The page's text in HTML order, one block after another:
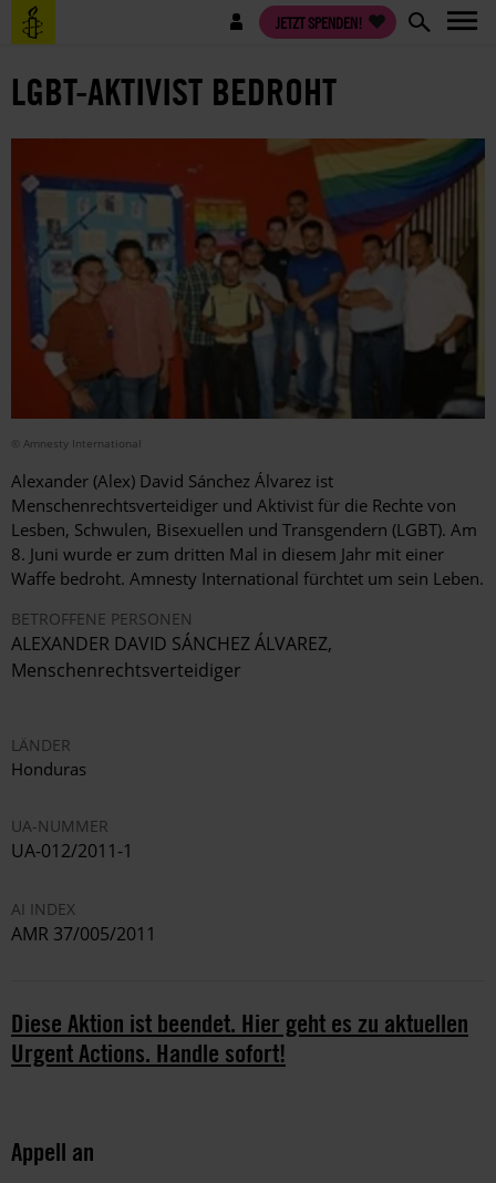
Direkt
zum
Benutzermenü JETZT SPENDEN!
LGBT-AKTIVIST BEDROHT
© Amnesty International
Alexander (Alex) David Sánchez Álvarez ist
Menschenrechtsverteidiger und Aktivist für die Rechte von
Lesben, Schwulen, Bisexuellen und Transgendern (LGBT). Am
8. Juni wurde er zum dritten Mal in diesem Jahr mit einer
Waffe bedroht. Amnesty International fürchtet um sein Leben.
BETROFFENE PERSONEN
ALEXANDER DAVID SÁNCHEZ ÁLVAREZ,
Menschenrechtsverteidiger
LÄNDER
Honduras
UA-NUMMER
UA-012/2011-1
AI INDEX
AMR 37/005/2011
Diese Aktion ist beendet. Hier geht es zu aktuellen
Urgent Actions. Handle sofort!
Appell an